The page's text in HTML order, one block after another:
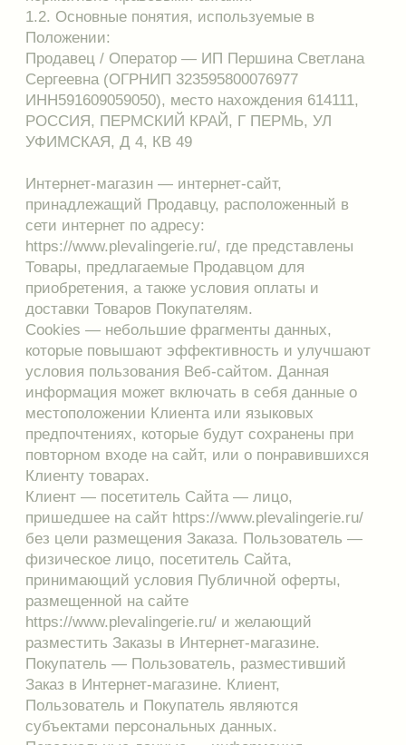
Интернет-магазин — интернет-сайт,
принадлежащий Продавцу, расположенный в
сети интернет по адресу:
https://www.plevalingerie.ru/, где представлены
Товары, предлагаемые Продавцом для
приобретения, а также условия оплаты и
доставки Товаров Покупателям.
Cookies — небольшие фрагменты данных,
которые повышают эффективность и улучшают
условия пользования Веб-сайтом. Данная
предпочтениях, которые будут сохранены при
повторном входе на сайт, или о понравившихся
Клиенту товарах.
Клиент — посетитель Сайта — лицо,
пришедшее на сайт https://www.plevalingerie.ru/
без цели размещения Заказа. Пользователь —
физическое лицо, посетитель Сайта,
принимающий условия Публичной оферты,
размещенной на сайте
https://www.plevalingerie.ru/ и желающий
разместить Заказы в Интернет-магазине.
Покупатель — Пользователь, разместивший
Заказ в Интернет-магазине. Клиент,
Пользователь и Покупатель являются
субъектами персональных данных.
Персональные данные — информация,
определенному или определяемому на
основании такой информации физическому
лицу (субъекту персональных данных), которая
сама по себе или в сочетании с другой
информацией, имеющейся в распоряжении
Интернет-магазина, позволяет
идентифицировать личность Клиента.
Обработка персональных данных — действия
(операции) с персональными данными, включая
сбор, запись, систематизацию, накопление,
хранение, уточнение (обновление, изменение),
извлечение, использование, распространение (в
том числе передачу), обезличивание,
блокирование, уничтожение персональных
данных.
Распространение персональных данных —
действия, направленные на передачу
персональных данных определенному кругу лиц
(передача персональных данных) или на
ознакомление с персональными данными
неограниченного круга лиц, в том числе